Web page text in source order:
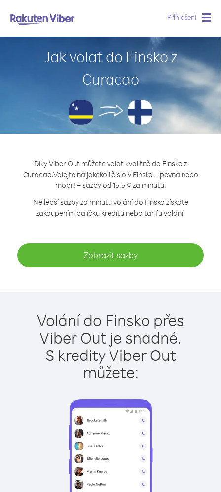
Přihlášení
Jak volat do Finsko z
Curacao
Díky Viber Out můžete volat kvalitně do Finsko z
Curacao.Volejte na jakékoli číslo v Finsko – pevná nebo
mobil! – sazby od 15.5 ¢ za minutu.
Nejlepší sazby za minutu volání do Finsko získáte
zakoupením balíčku kreditu nebo tarifu volání.
Zobrazit sazby
Volání do Finsko přes
Viber Out je snadné.
S kredity Viber Out
můžete: